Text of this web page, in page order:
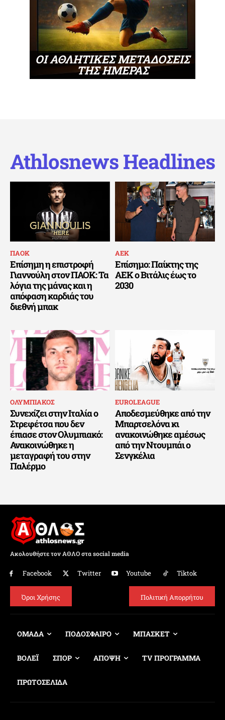
ΟΙ ΑΘΛΗΤΙΚΕΣ ΜΕΤΑΔΟΣΕΙΣ
ΤΗΣ ΗΜΕΡΑΣ
Athlosnews Headlines
ΠΑΟΚ
Επίσημη η επιστροφή
Γιαννούλη στον ΠΑΟΚ: Τα
λόγια της μάνας και η
απόφαση καρδιάς του
διεθνή μπακ
ΑΕΚ
Επίσημο: Παίκτης της
ΑΕΚ ο Βιτάλις έως το
2030
ΟΛΥΜΠΙΑΚΟΣ
Συνεχίζει στην Ιταλία ο
Στρεφέτσα που δεν
έπιασε στον Ολυμπιακό:
Ανακοινώθηκε η
μεταγραφή του στην
Παλέρμο
EUROLEAGUE
Αποδεσμεύθηκε από την
Μπαρτσελόνα κι
ανακοινώθηκε αμέσως
από την Ντουμπάι ο
Σενγκέλια
Ακολουθήστε τον ΑΘΛΟ στα social media
Facebook Twitter Youtube Tiktok
Όροι Χρήσης Πολιτική Απορρήτου
ΟΜΑΔΑ ΠΟΔΟΣΦΑΙΡΟ ΜΠΑΣΚΕΤ
ΒΟΛΕΪ ΣΠΟΡ ΑΠΟΨΗ TV ΠΡΟΓΡΑΜΜΑ
ΠΡΩΤΟΣΕΛΙΔΑ